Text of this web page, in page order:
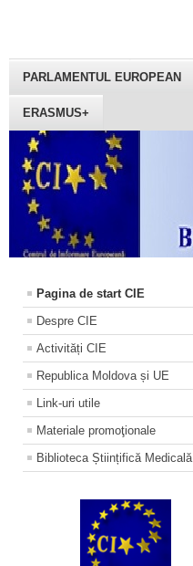
PARLAMENTUL EUROPEAN
ERASMUS+
Pagina de start CIE
Despre CIE
Activități CIE
Republica Moldova și UE
Link-uri utile
Materiale promoţionale
Biblioteca Științifică Medicală